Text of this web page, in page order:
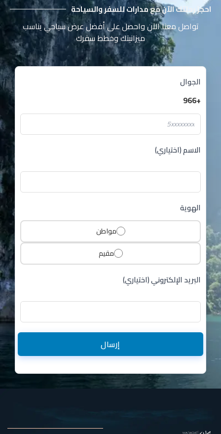
احجز رحلتك الآن مع مدارات للسفر والسياحة
تواصل معنا الآن واحصل على أفضل عرض سياحي يناسب
ميزانيتك وخطط سفرك
الجوال
+966
الاسم (اختياري)
الهوية
مواطن
مقيم
البريد الإلكتروني (اختياري)
إرسال